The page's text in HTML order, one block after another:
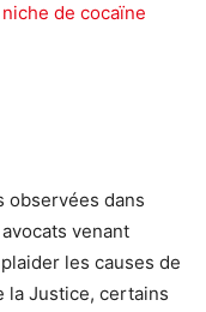
de cocaïne
observées dans
venant
les causes de
la Justice, certains